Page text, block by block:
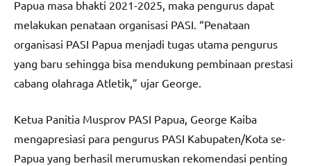
Papua masa bhakti 2021-2025, maka pengurus dapat
melakukan penataan organisasi PASI. “Penataan
organisasi PASI Papua menjadi tugas utama pengurus
yang baru sehingga bisa mendukung pembinaan prestasi
cabang olahraga Atletik,” ujar George.
Ketua Panitia Musprov PASI Papua, George Kaiba
mengapresiasi para pengurus PASI Kabupaten/Kota se-
Papua yang berhasil merumuskan rekomendasi penting